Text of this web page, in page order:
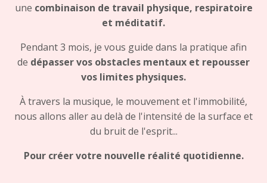
une combinaison de travail physique, respiratoire
et méditatif.
Pendant 3 mois, je vous guide dans la pratique afin
de dépasser vos obstacles mentaux et repousser
vos limites physiques.
À travers la musique, le mouvement et l'immobilité,
nous allons aller au delà de l'intensité de la surface et
du bruit de l'esprit...
Pour créer votre nouvelle réalité quotidienne.